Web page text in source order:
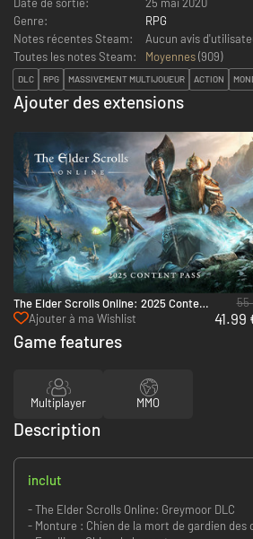
Genre:
RPG
Notes récentes Steam:
Aucun avis
Toutes les notes Steam:
Moyennes(909)
DLC RPG MASSIVEMENT MULTIJOUEUR ACTION
Ajouter des extensions
The Elder Scrolls Online: 2025 Content
Pass - Xbox One & Xbox Series X|S
Ajouter à ma Wishlist
55
41.99
Game features
Multiplayer MMO
Description
inclut
- The Elder Scrolls Online: Greymoor DLC
- Monture : Chien de la mort de gardien des